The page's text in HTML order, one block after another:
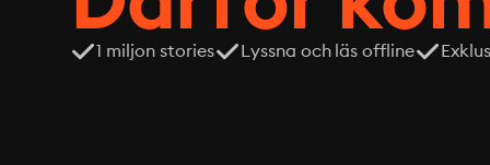
1 miljon stories Lyssna och läs offline